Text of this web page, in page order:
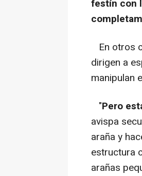
festín con
En otros
dirigen a
manipulan
"Pero
avispa
araña y
estructura
arañas